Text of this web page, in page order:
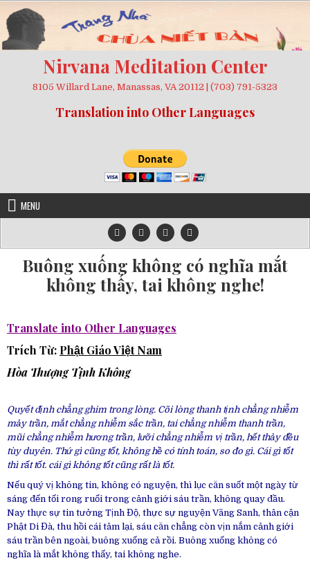
to
content
Nirvana Meditation Center
8105 Willard Lane, Manassas, VA 20112 | (703) 791-5323
Translation into Other Languages
MENU
Buông xuống không có nghĩa mắt
không thấy, tai không nghe!
Translate into Other Languages
Trích Từ: Phật Giáo Việt Nam
Hòa Thượng Tịnh Không
Quyết định chẳng ghim trong lòng. Cõi lòng thanh tịnh chẳng nhiễm
mảy trần, mắt chẳng nhiễm sắc trần, tai chẳng nhiễm thanh trần,
mũi chẳng nhiễm hương trần, lưỡi chẳng nhiễm vị trần, hết thảy đều
tùy duyên. Thứ gì cũng tốt, không hề có tính toán, so đo gì. Cái gì tốt
thì rất tốt. cái gì không tốt cũng rất là tốt.
Nếu quý vị không tin, không có nguyện, thì lục căn suốt một ngày từ
sáng đến tối rong ruổi trong cảnh giới sáu trần, không quay đầu.
Nay thực sự tin tưởng Tịnh Độ, thực sự nguyện Vãng Sanh, thân cận
Phật Di Đà, thu hồi cái tâm lại, sáu căn chẳng còn vịn nắm cảnh giới
sáu trần bên ngoài, buông xuống cả rồi. Buông xuống không có
nghĩa là mắt không thấy, tai không nghe.